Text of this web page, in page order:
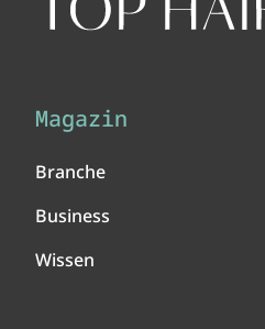
Magazin
Branche
Business
Wissen